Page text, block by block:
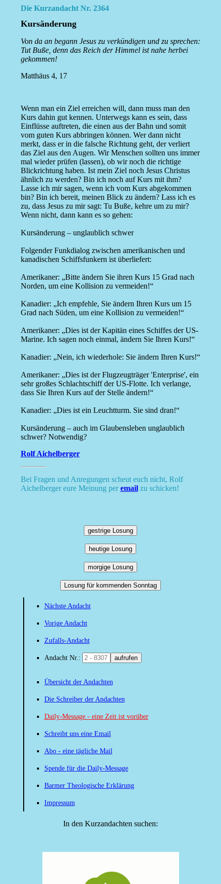
Die Kurzandacht Nr. 2364
Kursänderung
Von da an begann Jesus zu verkündigen und zu sprechen:
Tut Buße, denn das Reich der Himmel ist nahe herbei
gekommen!
Matthäus 4, 17
Wenn man ein Ziel erreichen will, dann muss man den
Kurs dahin gut kennen. Unterwegs kann es sein, dass
Einflüsse auftreten, die einen aus der Bahn und somit
vom guten Kurs abbringen können. Wer dann nicht
merkt, dass er in die falsche Richtung geht, der verliert
das Ziel aus den Augen. Wir Menschen sollten uns immer
mal wieder prüfen (lassen), ob wir noch die richtige
Blickrichtung haben. Ist mein Ziel noch Jesus Christus
ähnlich zu werden? Bin ich noch auf Kurs mit ihm?
Lasse ich mir sagen, wenn ich vom Kurs abgekommen
bin? Bin ich bereit, meinen Blick zu ändern? Lass ich es
zu, dass Jesus zu mir sagt: Tu Buße, kehre um zu mir?
Wenn nicht, dann kann es so gehen:
Kursänderung – unglaublich schwer
Folgender Funkdialog zwischen amerikanischen und
kanadischen Schiffsfunkern ist überliefert:
Amerikaner: „Bitte ändern Sie ihren Kurs 15 Grad nach
Norden, um eine Kollision zu vermeiden!“
Kanadier: „Ich empfehle, Sie ändern Ihren Kurs um 15
Grad nach Süden, um eine Kollision zu vermeiden!“
Amerikaner: „Dies ist der Kapitän eines Schiffes der US-
Marine. Ich sagen noch einmal, ändern Sie Ihren Kurs!“
Kanadier: „Nein, ich wiederhole: Sie ändern Ihren Kurs!“
Amerikaner: „Dies ist der Flugzeugträger 'Enterprise', ein
sehr großes Schlachtschiff der US-Flotte. Ich verlange,
dass Sie Ihren Kurs auf der Stelle ändern!“
Kanadier: „Dies ist ein Leuchtturm. Sie sind dran!“
Kursänderung – auch im Glaubensleben unglaublich
schwer? Notwendig?
Rolf Aichelberger
Bei Fragen und Anregungen scheut euch nicht, Rolf
Aichelberger eure Meinung peremailzu schicken!
gestrige Losung
heutige Losung
morgige Losung
Losung für kommenden Sonntag
Nächste Andacht
Vorige Andacht
Zufalls-Andacht
Andacht Nr.: aufrufen
Übersicht der Andachten
Die Schreiber der Andachten
Daily-Message - eine Zeit ist vorüber
Schreibt uns eine Email
Abo - eine tägliche Mail
Spende für die Daily-Message
Barmer Theologische Erklärung
Impressum
In den Kurzandachten suchen: